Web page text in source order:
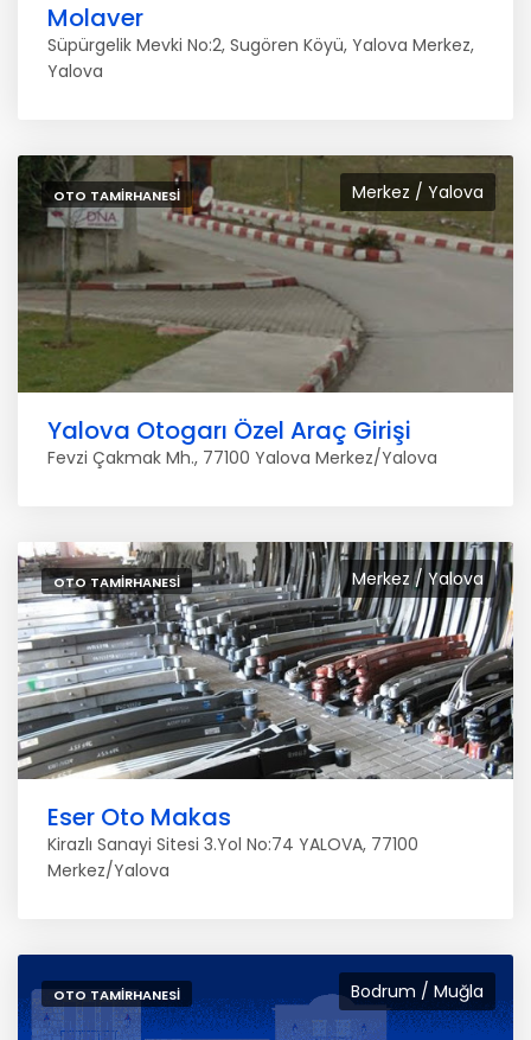
Molaver
Süpürgelik Mevki No:2, Sugören Köyü, Yalova Merkez,
Yalova
Merkez / Yalova
OTO TAMIRHANESI
Yalova Otogarı Özel Araç Girişi
Fevzi Çakmak Mh., 77100 Yalova Merkez/Yalova
Merkez / Yalova
OTO TAMIRHANESI
Eser Oto Makas
Kirazlı Sanayi Sitesi 3.Yol No:74 YALOVA, 77100
Merkez/Yalova
Bodrum / Muğla
OTO TAMIRHANESI